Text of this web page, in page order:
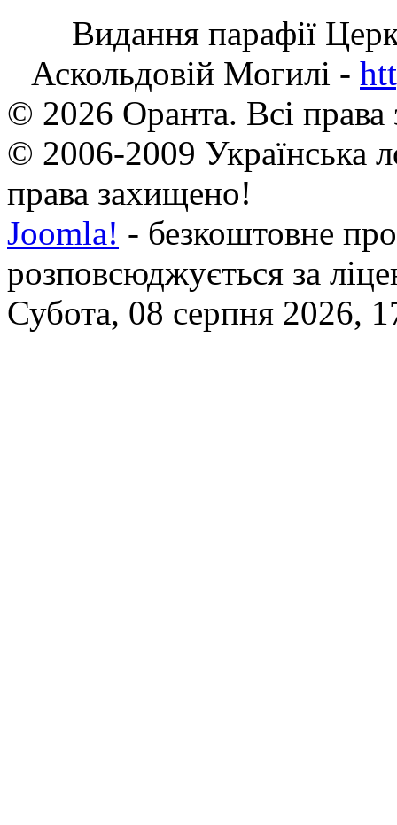
Видання парафії
Аскольдовій Могилі -
© 2026 Оранта. Всі
© 2006-2009 Українська
права захищено!
Joomla! - безкоштовне
розповсюджується за
Субота, 08 серпня 2026,